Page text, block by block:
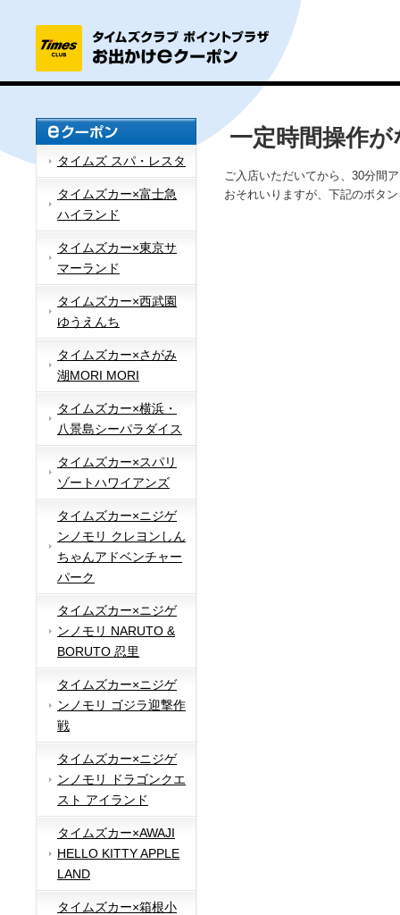
タイムズ スパ・レスタ
タイムズカー×富士急
ハイランド
タイムズカー×東京サ
マーランド
タイムズカー×西武園
ゆうえんち
タイムズカー×さがみ
湖MORI MORI
タイムズカー×横浜・
八景島シーパラダイス
タイムズカー×スパリ
ゾートハワイアンズ
タイムズカー×ニジゲ
ンノモリ クレヨンしん
ちゃんアドベンチャー
パーク
タイムズカー×ニジゲ
ンノモリ NARUTO &
BORUTO 忍里
タイムズカー×ニジゲ
ンノモリ ゴジラ迎撃作
戦
タイムズカー×ニジゲ
ンノモリ ドラゴンクエ
スト アイランド
タイムズカー×AWAJI
HELLO KITTY APPLE
LAND
タイムズカー×箱根小
一定時間操作
ご入店いただいてから、30分間
おそれいりますが、下記のボタ